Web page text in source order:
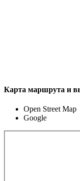
Карта маршрута и
Open Street Map
Google